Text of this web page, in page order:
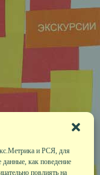
и РСЯ, для
данные, как поведение
повлиять на